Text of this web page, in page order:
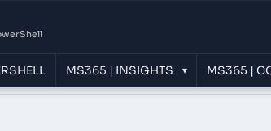
MS365 | INSIGHTS ▾ MS365 |